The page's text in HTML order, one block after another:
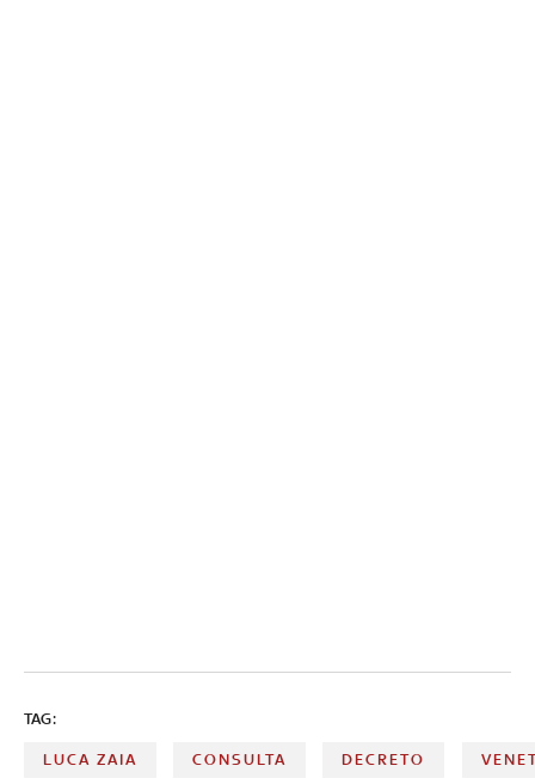
TAG:
LUCA ZAIA CONSULTA DECRETO